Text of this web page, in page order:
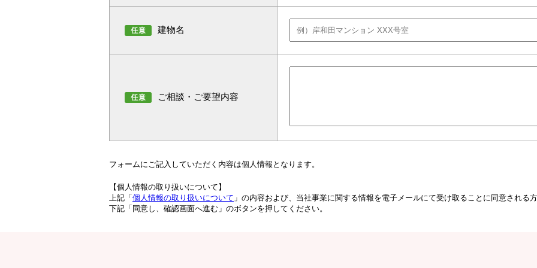
建物名
ご相談・ご要望内容
フォームにご記入していただく内容は個人情報となります。
【個人情報の取り扱いについて】
上記「 個人情報の取り扱いについて 」の内容および、当社事業に関する情報を電子メールにて受け取ることに同意される
下記「同意し、確認画面へ進む」のボタンを押してください。